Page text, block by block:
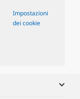
Impostazioni
dei cookie